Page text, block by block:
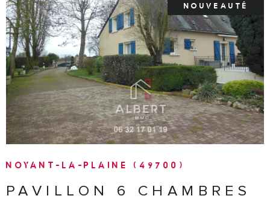
NOYANT-LA-PLAINE (49700)
PAVILLON 6 CHAMBRES
NOUVEAUTÉ
VOIR LE BIEN